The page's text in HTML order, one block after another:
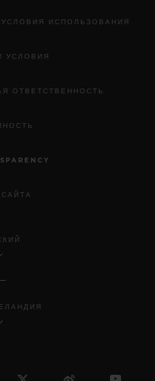
ИСПОЛЬЗОВАНИЯ
УСЛОВИЯ
ОТВЕТСТВЕННОСТЬ